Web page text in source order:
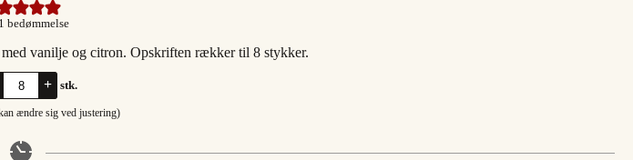
bedømmelse
vanilje og citron. Opskriften rækker til 8 stykker.
+ stk.
kan ændre sig ved justering)